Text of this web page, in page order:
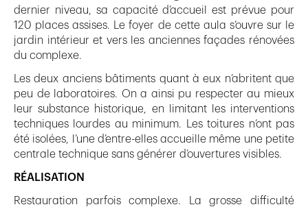
dernier niveau, sa capacité d’accueil est prévue pour
120 places assises. Le foyer de cette aula s’ouvre sur le
jardin intérieur et vers les anciennes façades rénovées
du complexe.
Les deux anciens bâtiments quant à eux n’abritent que
peu de laboratoires. On a ainsi pu respecter au mieux
leur substance historique, en limitant les interventions
techniques lourdes au minimum. Les toitures n’ont pas
été isolées, l’une d’entre-elles accueille même une petite
centrale technique sans générer d’ouvertures visibles.
RÉALISATION
Restauration parfois complexe. La grosse difficulté